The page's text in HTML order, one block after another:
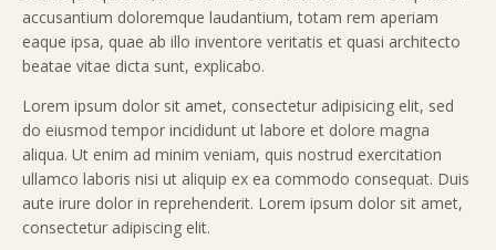
accusantium doloremque laudantium, totam rem aperiam
eaque ipsa, quae ab illo inventore veritatis et quasi architecto
beatae vitae dicta sunt, explicabo.
Lorem ipsum dolor sit amet, consectetur adipisicing elit, sed
do eiusmod tempor incididunt ut labore et dolore magna
aliqua. Ut enim ad minim veniam, quis nostrud exercitation
ullamco laboris nisi ut aliquip ex ea commodo consequat. Duis
aute irure dolor in reprehenderit. Lorem ipsum dolor sit amet,
consectetur adipiscing elit.